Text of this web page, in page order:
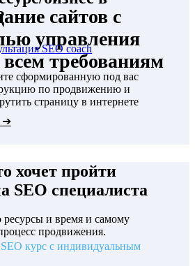
сайтов с
управления
требованиям
➔
SEO coach
сформированную под вас
по продвижению и
страницу в интернете
хочет пройти
SEO специалиста
ресурсы и время и самому
продвижения.
курс с индивидуальным